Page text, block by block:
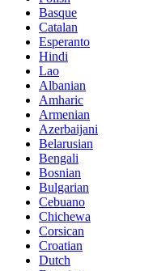
Basque
Catalan
Esperanto
Hindi
Lao
Albanian
Amharic
Armenian
Azerbaijani
Belarusian
Bengali
Bosnian
Bulgarian
Cebuano
Chichewa
Corsican
Croatian
Dutch